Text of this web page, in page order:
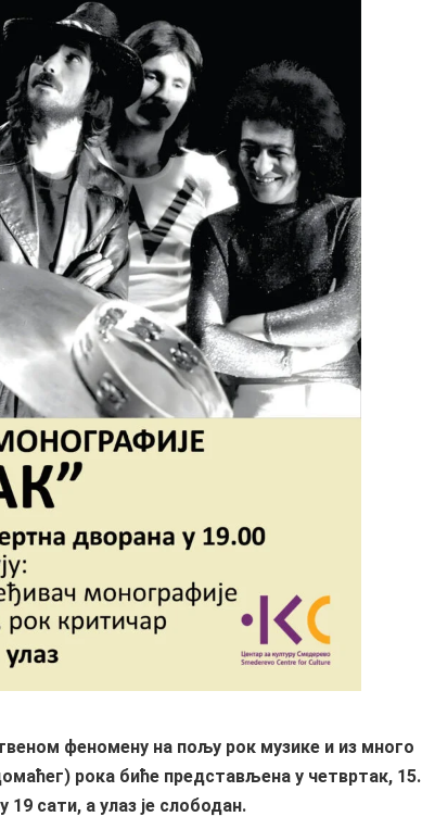
феномену на пољу рок музике и из много
рока биће представљена у четвртак, 15.
сати, а улаз је слободан.